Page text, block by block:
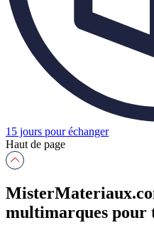
15 jours pour échanger
Haut de page
multimarques pour